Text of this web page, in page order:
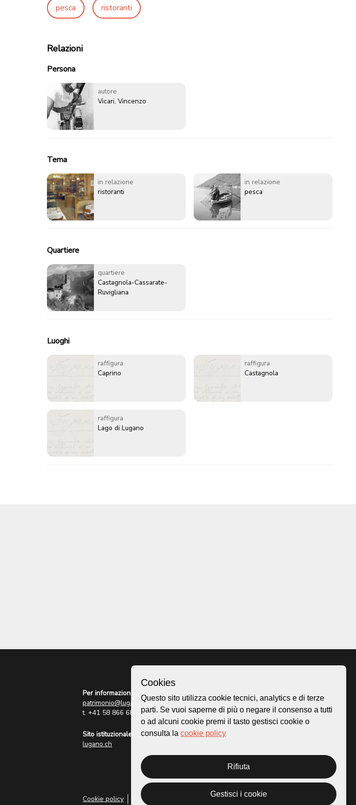
pesca ristoranti
Relazioni
Persona
autore
Vicari, Vincenzo
Tema
in relazione
ristoranti
in relazione
pesca
Quartiere
quartiere
Castagnola-Cassarate-
Ruvigliana
Luoghi
raffigura
Caprino
raffigura
Castagnola
raffigura
Lago di Lugano
Per informazioni:
patrimonio@lugano.ch
t. +41 58 866 68 50
Sito istituzionale:
lugano.ch
Cookie policy Privacy Policy
Homepage
Mappa
Storie
Cookies
Questo sito utilizza cookie tecnici, analytics e di terze
parti. Se vuoi saperne di più o negare il consenso a tutti
o ad alcuni cookie premi il tasto gestisci cookie o
consulta la cookie policy
Rifiuta
Gestisci i cookie